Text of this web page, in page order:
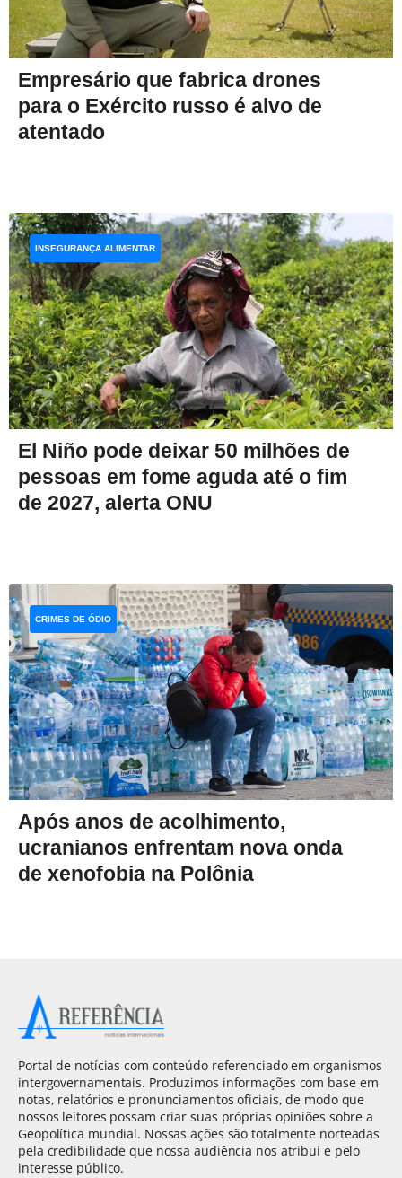
Empresário que fabrica drones
para o Exército russo é alvo de
atentado
El Niño pode deixar 50 milhões de
pessoas em fome aguda até o fim
de 2027, alerta ONU
INSEGURANÇA ALIMENTAR
Após anos de acolhimento,
ucranianos enfrentam nova onda
de xenofobia na Polônia
CRIMES DE ÓDIO
Portal de notícias com conteúdo referenciado em organismos
intergovernamentais. Produzimos informações com base em
notas, relatórios e pronunciamentos oficiais, de modo que
nossos leitores possam criar suas próprias opiniões sobre a
Geopolítica mundial. Nossas ações são totalmente norteadas
pela credibilidade que nossa audiência nos atribui e pelo
interesse público.